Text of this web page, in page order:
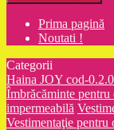
Prima pagină
Noutati !
Categorii
Haina JOY cod-
Îmbrăcăminte pentru
impermeabilă
Vestimentaţie pentru